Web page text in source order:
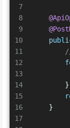
7
8
9
10
11
12
13
14
15
16
17
        }
    }